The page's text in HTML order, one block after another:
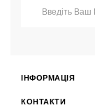
ІНФОРМАЦІЯ
КОНТАКТИ